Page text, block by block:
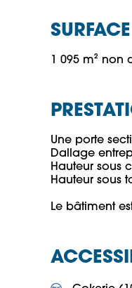
SURFACE
1 095 m² non
Une porte
Dallage
Hauteur sous
Hauteur sous